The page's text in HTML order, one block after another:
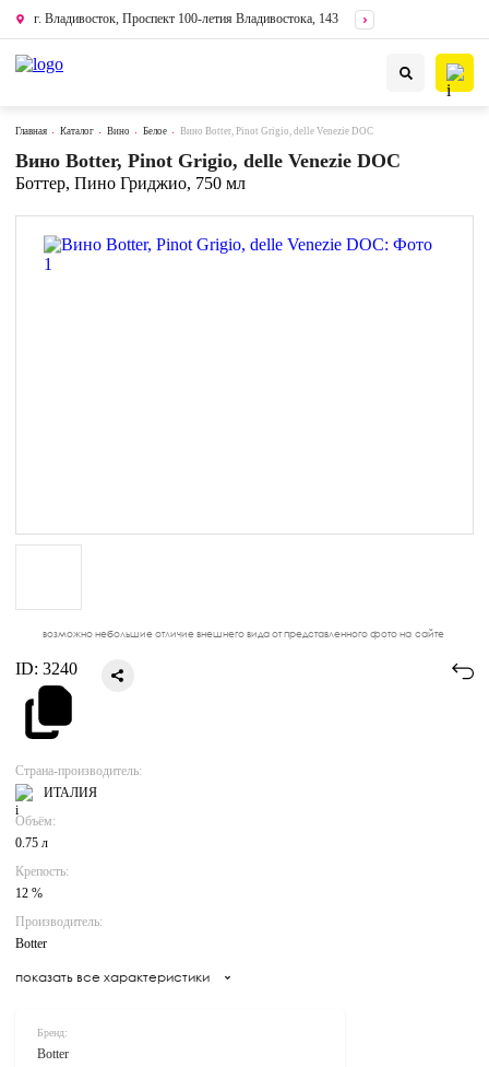
г. Владивосток, Проспект 100-летия Владивостока, 143
Главная Каталог Вино Белое Вино Botter, Pinot Grigio, delle Venezie DOC
Вино Botter, Pinot Grigio, delle Venezie DOC
Боттер, Пино Гриджио, 750 мл
возможно небольшие отличие внешнего вида от представленного фото на сайте
ID: 3240
Страна-производитель:
ИТАЛИЯ
Объём:
0.75 л
Крепость:
12 %
Производитель:
Botter
показать все характеристики
Бренд:
Botter